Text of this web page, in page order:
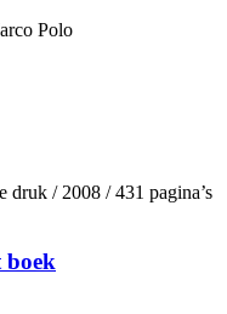
Polo
druk / 2008 / 431 pagina’s
boek